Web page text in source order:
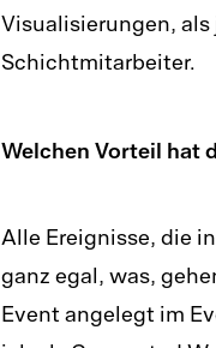
Visualisierungen,
Schichtmitarbeiter.
Welchen Vorteil hat
Alle Ereignisse, die
ganz egal, was,
Event angelegt im